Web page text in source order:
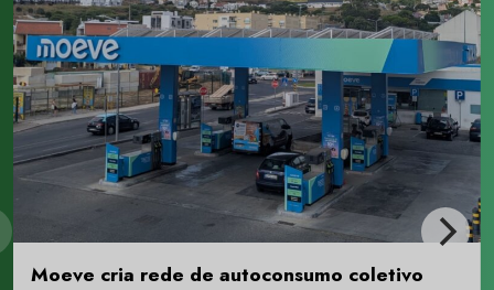
Moeve cria rede de autoconsumo coletivo